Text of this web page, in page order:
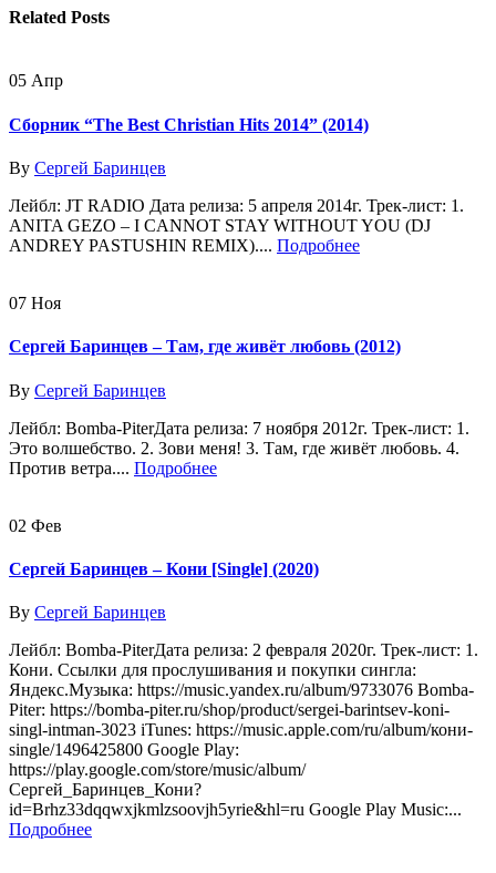
Related Posts
05 Апр
Сборник “The Best Christian Hits 2014” (2014)
By Сергей Баринцев
Лейбл: JT RADIO Дата релиза: 5 апреля 2014г. Трек-лист: 1.
ANITA GEZO – I CANNOT STAY WITHOUT YOU (DJ
ANDREY PASTUSHIN REMIX).... Подробнее
07 Ноя
Сергей Баринцев – Там, где живёт любовь (2012)
By Сергей Баринцев
Лейбл: Bomba-PiterДата релиза: 7 ноября 2012г. Трек-лист: 1.
Это волшебство. 2. Зови меня! 3. Там, где живёт любовь. 4.
Против ветра.... Подробнее
02 Фев
Сергей Баринцев – Кони [Single] (2020)
By Сергей Баринцев
Лейбл: Bomba-PiterДата релиза: 2 февраля 2020г. Трек-лист: 1.
Кони. Ссылки для прослушивания и покупки сингла:
Яндекс.Музыка: https://music.yandex.ru/album/9733076 Bomba-
Piter: https://bomba-piter.ru/shop/product/sergei-barintsev-koni-
singl-intman-3023 iTunes: https://music.apple.com/ru/album/кони-
single/1496425800 Google Play:
https://play.google.com/store/music/album/
Сергей_Баринцев_Кони?
id=Brhz33dqqwxjkmlzsoovjh5yrie&hl=ru Google Play Music:...
Подробнее